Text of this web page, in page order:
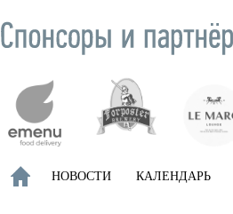
НОВОСТИ КАЛЕНДАРЬ